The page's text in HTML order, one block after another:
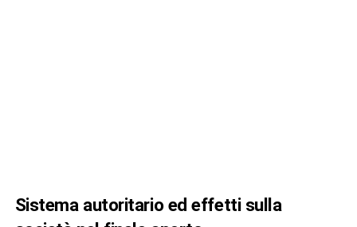
sistema autoritario ed effetti sulla